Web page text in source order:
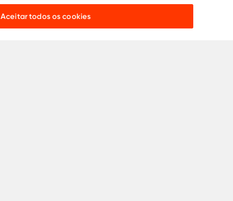
Precisa de ajuda?
Aceitar todos os cookies